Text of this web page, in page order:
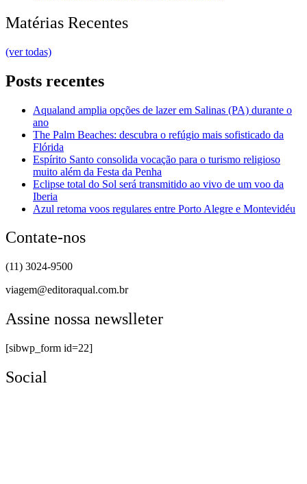
Matérias Recentes
(ver todas)
Posts recentes
Aqualand amplia opções de lazer em Salinas (PA) durante o
ano
The Palm Beaches: descubra o refúgio mais sofisticado da
Flórida
Espírito Santo consolida vocação para o turismo religioso
muito além da Festa da Penha
Eclipse total do Sol será transmitido ao vivo de um voo da
Iberia
Azul retoma voos regulares entre Porto Alegre e Montevidéu
Contate-nos
(11) 3024-9500
viagem@editoraqual.com.br
Assine nossa newslleter
[sibwp_form id=22]
Social